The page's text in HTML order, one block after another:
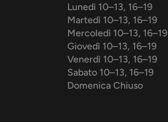
Lunedì 10–13, 16–19
Martedì 10–13, 16–19
Mercoledì 10–13, 16–19
Giovedì 10–13, 16–19
Venerdì 10–13, 16–19
Sabato 10–13, 16–19
Domenica Chiuso